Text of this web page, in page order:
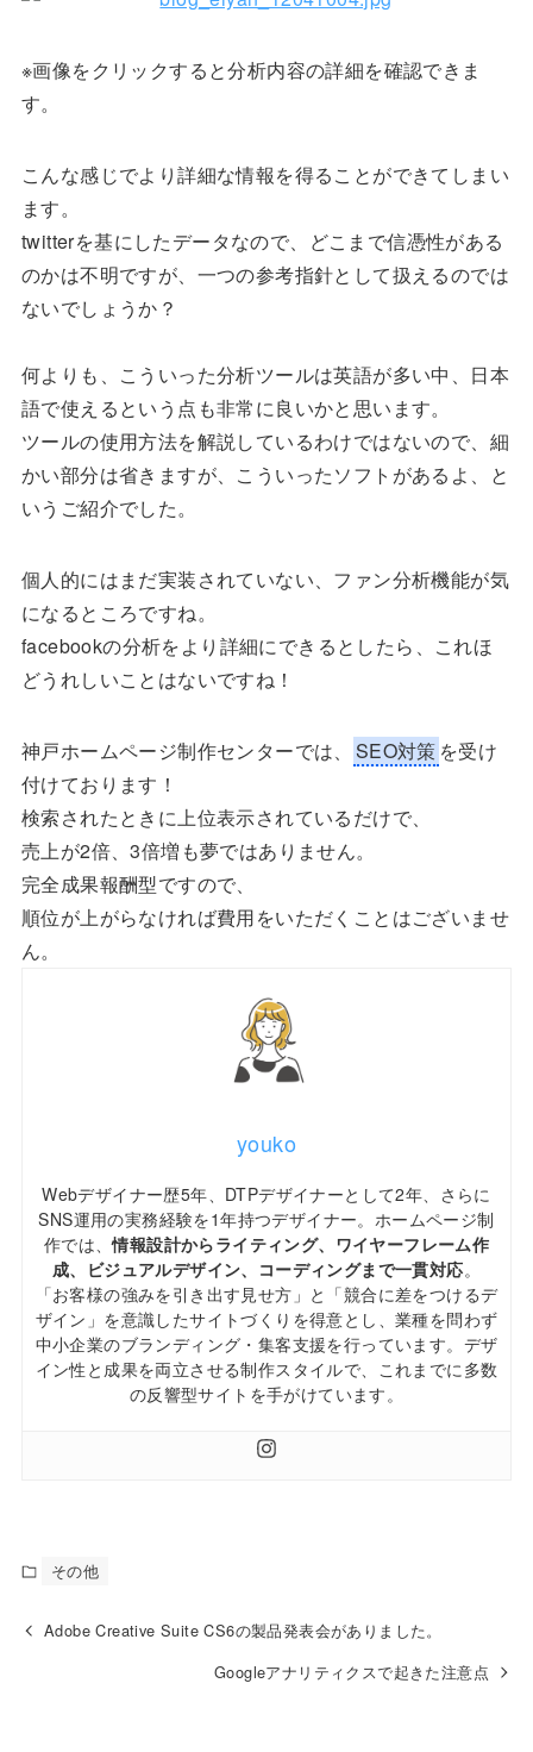
※画像をクリックすると分析内容の詳細を確認できま
す。
こんな感じでより詳細な情報を得ることができてしまい
ます。
twitterを基にしたデータなので、どこまで信憑性がある
のかは不明ですが、一つの参考指針として扱えるのでは
ないでしょうか？
何よりも、こういった分析ツールは英語が多い中、日本
語で使えるという点も非常に良いかと思います。
ツールの使用方法を解説しているわけではないので、細
かい部分は省きますが、こういったソフトがあるよ、と
いうご紹介でした。
個人的にはまだ実装されていない、ファン分析機能が気
になるところですね。
facebookの分析をより詳細にできるとしたら、これほ
どうれしいことはないですね！
神戸ホームページ制作センターでは、 SEO対策 を受け
付けております！
検索されたときに上位表示されているだけで、
売上が2倍、3倍増も夢ではありません。
完全成果報酬型ですので、
順位が上がらなければ費用をいただくことはございませ
ん。
youko
Webデザイナー歴5年、DTPデザイナーとして2年、さらに
SNS運用の実務経験を1年持つデザイナー。ホームページ制
作では、情報設計からライティング、ワイヤーフレーム作
成、ビジュアルデザイン、コーディングまで一貫対応。
「お客様の強みを引き出す見せ方」と「競合に差をつけるデ
ザイン」を意識したサイトづくりを得意とし、業種を問わず
中小企業のブランディング・集客支援を行っています。デザ
イン性と成果を両立させる制作スタイルで、これまでに多数
の反響型サイトを手がけています。
その他
Adobe Creative Suite CS6の製品発表会がありました。
Googleアナリティクスで起きた注意点